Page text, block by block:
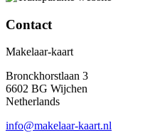
Contact
Makelaar-kaart
Bronckhorstlaan 3
6602 BG Wijchen
Netherlands
info@makelaar-kaart.nl